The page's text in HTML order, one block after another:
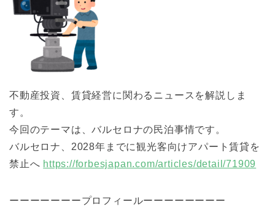
不動産投資、賃貸経営に関わるニュースを解説しま
す。
今回のテーマは、バルセロナの民泊事情です。
バルセロナ、2028年までに観光客向けアパート賃貸を
禁止へ https://forbesjapan.com/articles/detail/71909
ーーーーーーープロフィールーーーーーーーー